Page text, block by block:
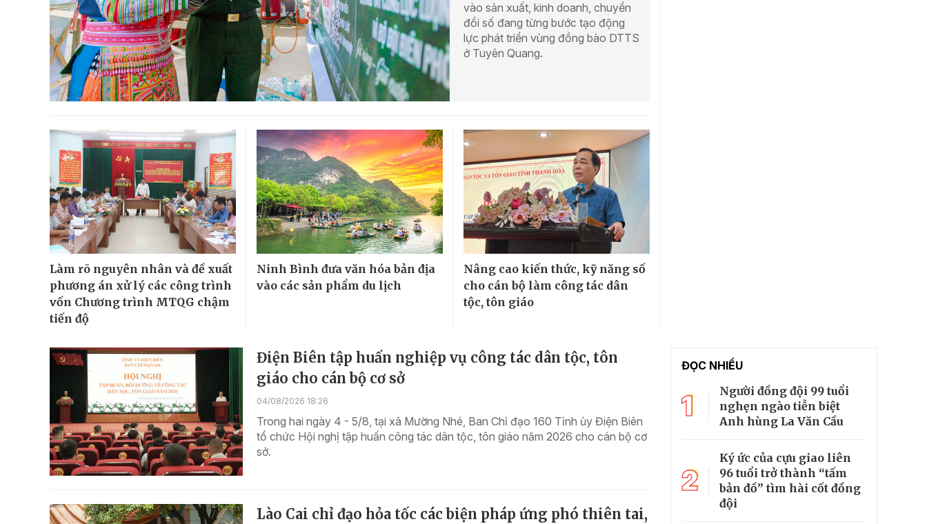
vào sản xuất, kinh doanh, chuyển
đổi số đang từng bước tạo động
lực phát triển vùng đồng bào DTTS
ở Tuyên Quang.
Làm rõ nguyên nhân và đề xuất
phương án xử lý các công trình
vốn Chương trình MTQG chậm
tiến độ
Ninh Bình đưa văn hóa bản địa
vào các sản phẩm du lịch
Nâng cao kiến thức, kỹ năng số
cho cán bộ làm công tác dân
tộc, tôn giáo
Điện Biên tập huấn nghiệp vụ công tác dân tộc, tôn
giáo cho cán bộ cơ sở
04/08/2026 18:26
Trong hai ngày 4 - 5/8, tại xã Mường Nhé, Ban Chỉ đạo 160 Tỉnh ủy Điện Biên
tổ chức Hội nghị tập huấn công tác dân tộc, tôn giáo năm 2026 cho cán bộ cơ
sở.
Lào Cai chỉ đạo hỏa tốc các biện pháp ứng phó thiên tai,
ĐỌC NHIỀU
1
Người đồng đội 99 tuổi
nghẹn ngào tiễn biệt
Anh hùng La Văn Cầu
2
Ký ức của cựu giao liên
96 tuổi trở thành “tấm
bản đồ” tìm hài cốt đồng
đội